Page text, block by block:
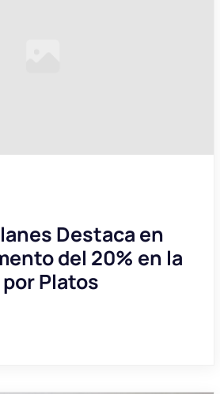
Destaca en
del 20% en la
Platos